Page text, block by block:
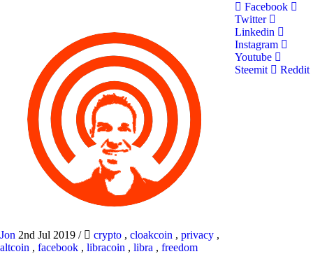
Jon 2nd Jul 2019 / crypto , cloakcoin , privacy ,
altcoin , facebook , libracoin , libra , freedom
Facebook
Twitter
Linkedin
Instagram
Youtube
Steemit
Reddit